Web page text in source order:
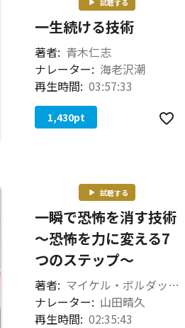
試聴する
一生続ける技術
著者: 青木仁志
ナレーター: 海老沢潮
再生時間: 03:57:33
1,430pt
試聴する
一瞬で恐怖を消す技術
～恐怖を力に変える7
つのステップ～
著者:
マイケル・ボルダック（著） 堀江 信宏（翻訳）
ナレーター: 山田晴久
再生時間: 02:35:43